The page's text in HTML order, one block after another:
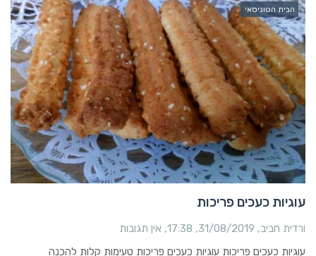
הבית הטוניסאי
עוגיות כעכים פריכות
ורדית חביב 31/08/2019
17:38 אין תגובות
עוגיות כעכים פריכות עוגיות כעכים פריכות טעימות קלות להכנה